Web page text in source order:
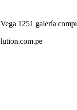
1251 galería